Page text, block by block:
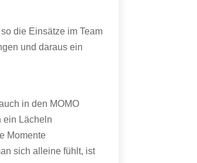
die Einsätze im Team
und daraus ein
in den MOMO
ein Lächeln
Momente
sich alleine fühlt, ist